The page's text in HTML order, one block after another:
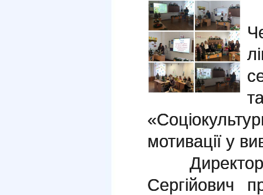
мотивації у
Директор
Сергійович